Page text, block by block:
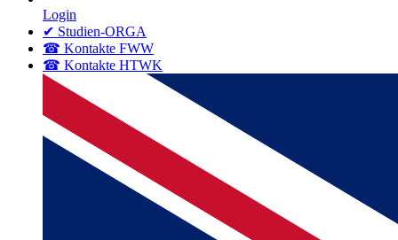
Login
✔ Studien-ORGA
☎ Kontakte FWW
☎ Kontakte HTWK